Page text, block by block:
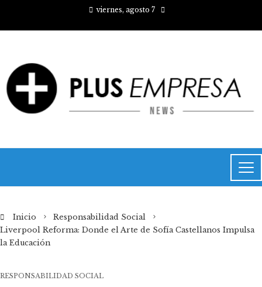
viernes, agosto 7
Inicio
Responsabilidad Social
Liverpool Reforma: Donde el Arte de Sofía Castellanos Impulsa
la Educación
RESPONSABILIDAD SOCIAL